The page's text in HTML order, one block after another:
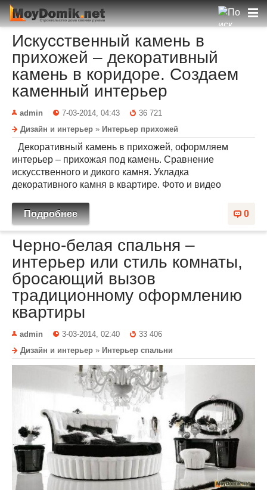
Искусственный камень в
прихожей – декоративный
камень в коридоре. Создаем
каменный интерьер
admin 7-03-2014, 04:43
36 721
Дизайн и интерьер » Интерьер прихожей
Декоративный камень в прихожей, оформляем
интерьер – прихожая под камень. Сравнение
искусственного и дикого камня. Укладка
декоративного камня в квартире. Фото и видео
0
Подробнее
Черно-белая спальня –
интерьер или стиль комнаты,
бросающий вызов
традиционному оформлению
квартиры
admin 3-03-2014, 02:40
33 406
Дизайн и интерьер » Интерьер спальни